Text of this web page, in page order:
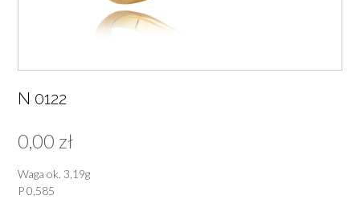
N 0122
0,00 zł
Waga ok. 3,19g
P 0,585